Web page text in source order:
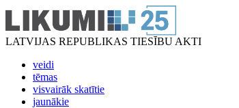
LATVIJAS REPUBLIKAS TIESĪBU AKTI
veidi
tēmas
visvairāk skatītie
jaunākie